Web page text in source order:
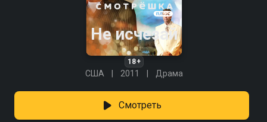
Не исчезай
18+
США 2011 Драма
Смотреть